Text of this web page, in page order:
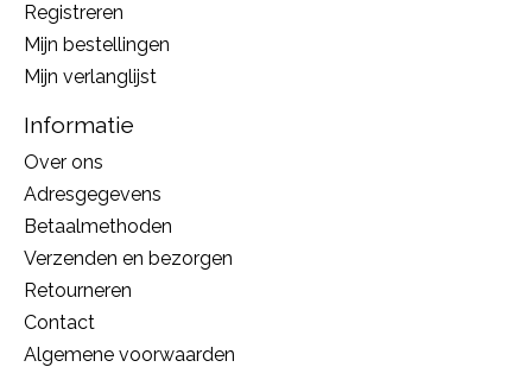
Registreren
Mijn bestellingen
Mijn verlanglijst
Informatie
Over ons
Adresgegevens
Betaalmethoden
Verzenden en bezorgen
Retourneren
Contact
Algemene voorwaarden